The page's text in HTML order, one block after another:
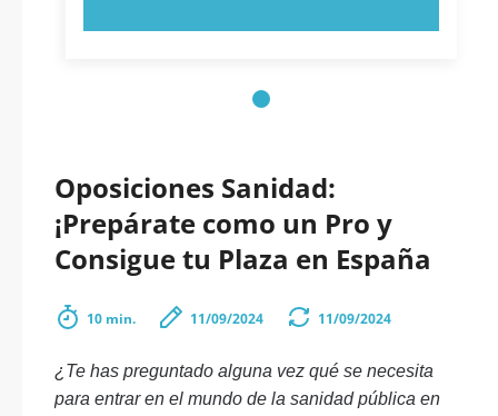
Oposiciones Sanidad:
¡Prepárate como un Pro y
Consigue tu Plaza en España
10 min. 11/09/2024 11/09/2024
¿Te has preguntado alguna vez qué se necesita
para entrar en el mundo de la sanidad pública en